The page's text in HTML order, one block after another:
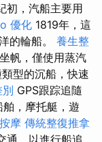
初，汽船主要用
優化 1819年，這
的輪船。 養生整
帆，僅使用蒸汽
型的沉船，快速
GPS跟踪追隨
，摩托艇，遊
摩 傳統整復推拿
通，以進行船追